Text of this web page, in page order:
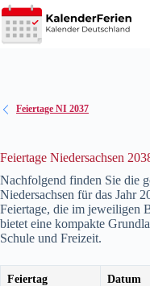
Zum
Inhalt
springen
Feiertage NI 2037
Feiertage Niedersachsen
Nachfolgend finden Sie die
Niedersachsen für das Jahr
Feiertage, die im jeweiligen
bietet eine kompakte
Schule und Freizeit.
Feiertag Datum